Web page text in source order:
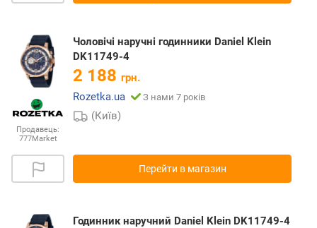
Продавець:
777Market
Чоловічі наручні годинники Daniel Klein
DK11749-4
2 188 грн.
Rozetka.ua
З нами 7 років
(Київ)
Перейти в магазин
Годинник наручний Daniel Klein DK11749-4